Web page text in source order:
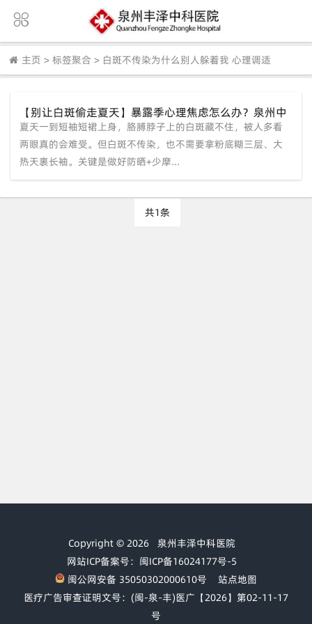
主页 > 标签聚合 > 白斑不传染为什么别人躲着我 心理调适
【别让白斑偷走夏天】暴露季心理焦虑怎么办？泉州中
科白癜风医院谈"身心同调"的养护思路
夏天一到短袖短裙上身，胳膊脖子上的白斑藏不住，被人多看
两眼真的会难受。但白斑不传染，也不需要拿粉底糊三层、大
热天裹长袖。关键是做好防晒+少摩...
共1条
Copyright © 2026 泉州丰泽中科医院
网站ICP备案号：闽ICP备16024177号-5
闽公网安备 35050302000610号
站点地图
医疗广告审查证明文号：(闽-泉-丰)医广【2026】第02-11-17
号